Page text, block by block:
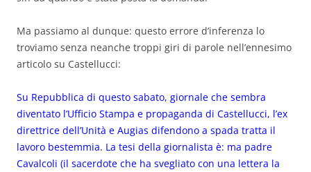
Ma passiamo al dunque: questo errore d’inferenza lo
troviamo senza neanche troppi giri di parole nell’ennesimo
articolo su Castellucci:
Su Repubblica di questo sabato, giornale che sembra
diventato l’Ufficio Stampa e propaganda di Castellucci, l’ex
direttrice dell’Unità e Augias difendono a spada tratta il
lavoro bestemmia. La tesi della giornalista è: ma padre
Cavalcoli (il sacerdote che ha svegliato con una lettera la